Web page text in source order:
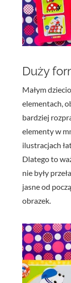
Duży
Małym
elementach,
bardziej
elementy w
ilustracjach
Dlatego to
nie były
jasne od
obrazek.